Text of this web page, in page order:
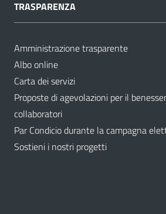
TRASPARENZA
Amministrazione trasparente
Albo online
Carta dei servizi
Proposte di agevolazioni per il
collaboratori
Par Condicio durante la campagna
Sostieni i nostri progetti